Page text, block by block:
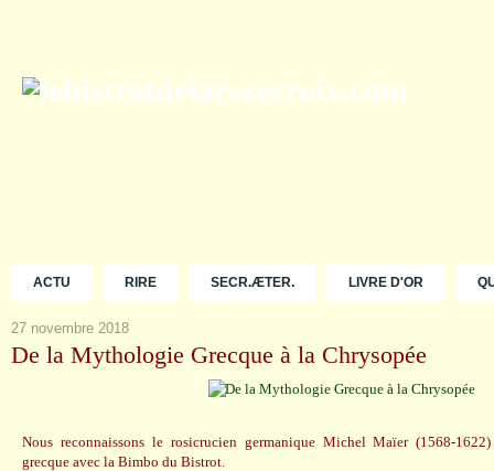
ACTU RIRE SECR.ÆTER. LIVRE D'OR
27 novembre 2018
De la Mythologie Grecque à la Chrysopée
Nous reconnaissons le rosicrucien germanique Michel Maïer (1568-
grecque avec la Bimbo du Bistrot.